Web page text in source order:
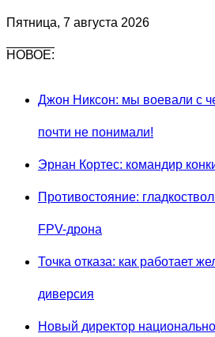
Пятница, 7 августа 2026
НОВОЕ:
Джон Никсон: мы воевали с
почти не понимали!
Эрнан Кортес: командир
Противостояние:
FPV-дрона
Точка отказа: как работает
диверсия
Новый директор